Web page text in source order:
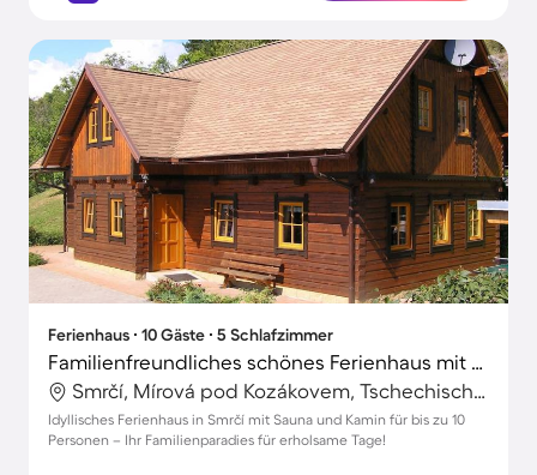
Ferienhaus ∙ 10 Gäste ∙ 5 Schlafzimmer
Familienfreundliches schönes Ferienhaus mit Garten, Sauna und Terrasse | Haustiere sind willkommen
Smrčí, Mírová pod Kozákovem, Tschechische Republik
Idyllisches Ferienhaus in Smrčí mit Sauna und Kamin für bis zu 10
Personen – Ihr Familienparadies für erholsame Tage!